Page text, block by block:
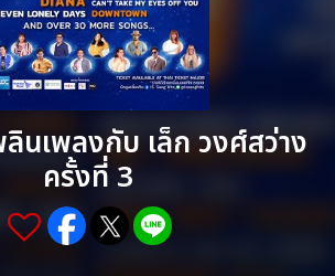
นเพลงกับ เล็ก วงศ์สว่าง
ครั้งที่ 3